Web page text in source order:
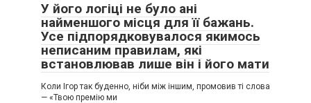
У його логіці не було ані
найменшого місця для її бажань.
Усе підпорядковувалося якимось
неписаним правилам, які
встановлював лише він і його мати
Коли Ігор так буденно, ніби між іншим, промовив ті слова
— «Твою премію ми